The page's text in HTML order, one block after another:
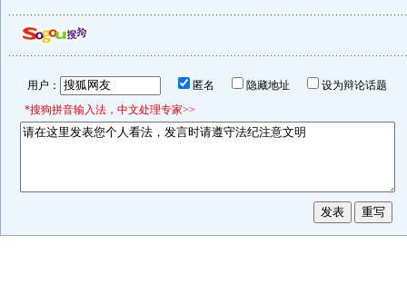
用户： 匿名 隐藏地址
设为辩论话题
*搜狗拼音输入法，中文处理专家>>